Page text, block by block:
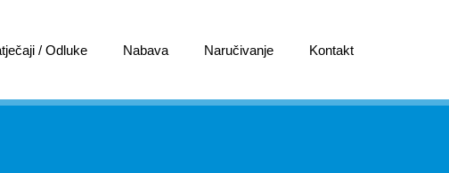
/ Odluke Nabava Naručivanje Kontakt